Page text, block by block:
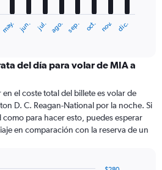
may. jun. jul. ago. sep. oct. nov. dic.
del día para volar de MIA a
el coste total del billete es volar de
D. C. Reagan-National por la noche. Si
para hacer esto, puedes esperar
en comparación con la reserva de un